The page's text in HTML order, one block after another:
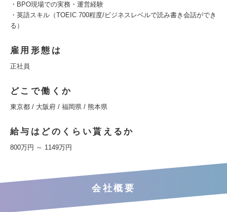
・BPO現場での実務・運営経験
・英語スキル（TOEIC 700程度/ビジネスレベルで読み書き会話ができ
る）
雇用形態は
正社員
どこで働くか
東京都 / 大阪府 / 福岡県 / 熊本県
給与はどのくらい貰えるか
800万円 ～ 1149万円
会社概要